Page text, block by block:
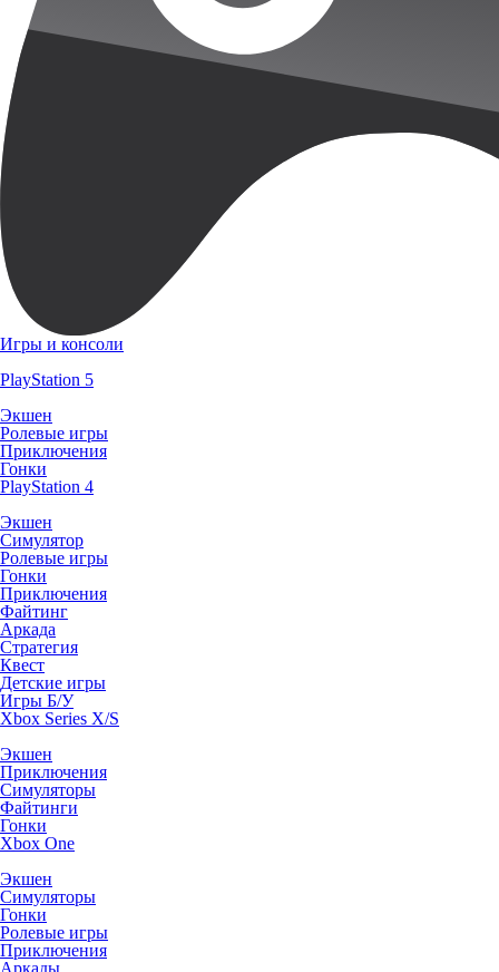
Игры и консоли
PlayStation 5
Экшен
Ролевые игры
Приключения
Гонки
PlayStation 4
Экшен
Симулятор
Ролевые игры
Гонки
Приключения
Файтинг
Аркада
Стратегия
Квест
Детские игры
Игры Б/У
Xbox Series X/S
Экшен
Приключения
Симуляторы
Файтинги
Гонки
Xbox One
Экшен
Симуляторы
Гонки
Ролевые игры
Приключения
Аркады